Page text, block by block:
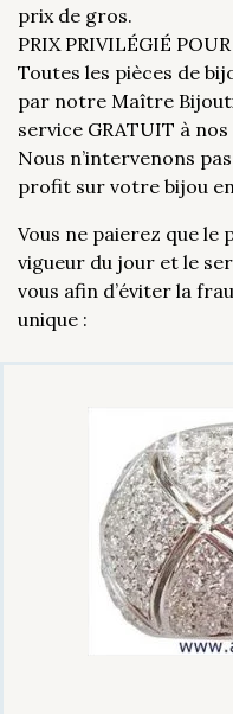
prix de gros.
PRIX PRIVILÉGIÉ
Toutes les pièces de
par notre Maître
service GRATUIT à
Nous n’intervenons
profit sur votre bijou
Vous ne paierez que le
vigueur du jour et le
vous afin d’éviter la
unique :